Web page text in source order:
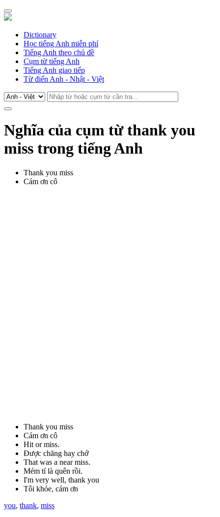
Dictionary
Học tiếng Anh miễn phí
Tiếng Anh theo chủ đề
Cụm từ tiếng Anh
Tiếng Anh giao tiếp
Từ điển Anh - Nhật - Việt
Nghĩa của cụm từ thank you
miss trong tiếng Anh
Thank you miss
Cám ơn cô
Thank you miss
Cám ơn cô
Hit or miss.
Được chăng hay chớ
That was a near miss.
Mém tí là quên rồi.
I'm very well, thank you
Tôi khỏe, cám ơn
you, thank, miss